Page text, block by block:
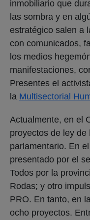
inmobiliario que
las sombra y en
estratégico salen a
con comunicados,
los medios
manifestaciones,
Presentes el
la Multisectorial
Actualmente, en el
proyectos de ley
parlamentario. En
presentado por el
Todos por la
Rodas; y otro
PRO. En tanto, en
ocho proyectos.